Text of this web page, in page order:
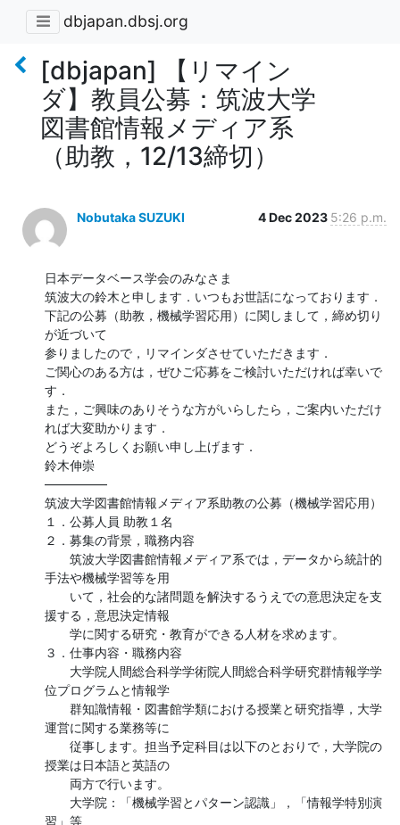
dbjapan.dbsj.org
[dbjapan] 【リマイン
ダ】教員公募：筑波大学
図書館情報メディア系
（助教，12/13締切）
Nobutaka SUZUKI 4 Dec 2023 5:26 p.m.
日本データベース学会のみなさま
筑波大の鈴木と申します．いつもお世話になっております．
下記の公募（助教，機械学習応用）に関しまして，締め切り
が近づいて
参りましたので，リマインダさせていただきます．
ご関心のある方は，ぜひご応募をご検討いただければ幸いで
す．
また，ご興味のありそうな方がいらしたら，ご案内いただけ
れば大変助かります．
どうぞよろしくお願い申し上げます．
鈴木伸崇
—————
筑波大学図書館情報メディア系助教の公募（機械学習応用）
１．公募人員 助教１名
２．募集の背景，職務内容
筑波大学図書館情報メディア系では，データから統計的
手法や機械学習等を用
いて，社会的な諸問題を解決するうえでの意思決定を支
援する，意思決定情報
学に関する研究・教育ができる人材を求めます。
３．仕事内容・職務内容
大学院人間総合科学学術院人間総合科学研究群情報学学
位プログラムと情報学
群知識情報・図書館学類における授業と研究指導，大学
運営に関する業務等に
従事します。担当予定科目は以下のとおりで，大学院の
授業は日本語と英語の
両方で行います。
大学院：「機械学習とパターン認識」，「情報学特別演
習」等